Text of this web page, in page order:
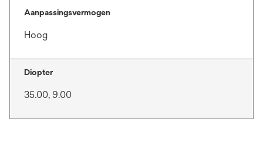
Aanpassingsvermogen
Hoog
Diopter
35.00, 9.00